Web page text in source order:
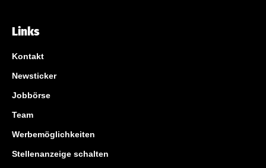
Links
Kontakt
Newsticker
Jobbörse
Team
Werbemöglichkeiten
Stellenanzeige schalten